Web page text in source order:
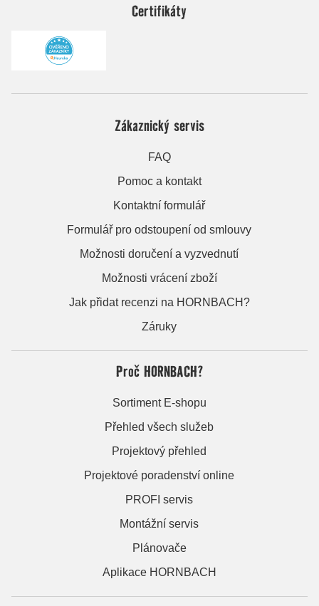
Certifikáty
Zákaznický servis
FAQ
Pomoc a kontakt
Kontaktní formulář
Formulář pro odstoupení od smlouvy
Možnosti doručení a vyzvednutí
Možnosti vrácení zboží
Jak přidat recenzi na HORNBACH?
Záruky
Proč HORNBACH?
Sortiment E-shopu
Přehled všech služeb
Projektový přehled
Projektové poradenství online
PROFI servis
Montážní servis
Plánovače
Aplikace HORNBACH